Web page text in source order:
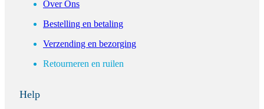
Over Ons
Bestelling en betaling
Verzending en bezorging
Retourneren en ruilen
Help